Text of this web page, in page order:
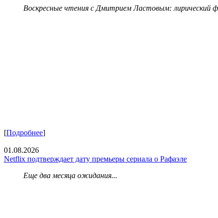
Воскресные чтения с Дмитрием Ластовым: лирический
[Подробнее]
01.08.2026
Netflix подтверждает дату премьеры сериала о Рафаэле
Еще два месяца ожидания...